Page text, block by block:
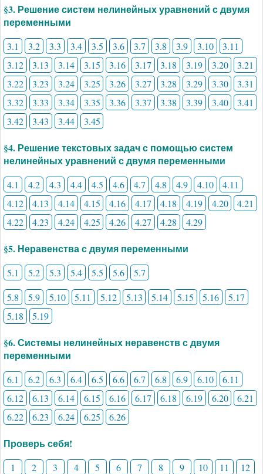
§3. Решение систем нелинейных уравнений с двумя
переменными
3.1 3.2 3.3 3.4 3.5 3.6 3.7 3.8 3.9 3.10
3.11
3.12
3.13 3.14 3.15 3.16 3.17 3.18 3.19 3.20
3.21
3.22
3.23 3.24 3.25 3.26 3.27 3.28 3.29 3.30
3.31
3.32
3.33 3.34 3.35 3.36 3.37 3.38 3.39 3.40
3.41
3.42
3.43 3.44 3.45
§4. Решение текстовых задач с помощью систем
нелинейных уравнений с двумя переменными
4.1 4.2 4.3 4.4 4.5 4.6 4.7 4.8 4.9 4.10
4.11
4.12
4.13 4.14 4.15 4.16 4.17 4.18 4.19 4.20
4.21
4.22
4.23 4.24 4.25 4.26 4.27 4.28 4.29
§5. Неравенства с двумя переменными
5.1 5.2 5.3 5.4 5.5 5.6
5.7
5.8
5.9 5.10 5.11 5.12 5.13 5.14 5.15 5.16
5.17
5.18
5.19
§6. Системы нелинейных неравенств с двумя
переменными
6.1 6.2 6.3 6.4 6.5 6.6 6.7 6.8 6.9 6.10
6.11
6.12
6.13 6.14 6.15 6.16 6.17 6.18 6.19 6.20
6.21
6.22
6.23 6.24 6.25 6.26
Проверь себя!
1 2 3 4 5 6 7 8 9 10 11
12